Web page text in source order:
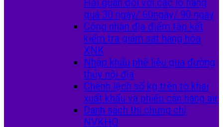
Hải quan đối với các lô hàng
quá 30 ngày/ 60ngày/ 90 ngày
Công nhận địa điểm tập kết
kiểm tra giám sát hàng hóa
XNK
Nhập khẩu phế liệu qua đường
thủy nội địa
Chênh lệch số kg trên tờ khai
xuất khẩu và phiếu cân hàng air
Danh sách thi chứng chỉ
NVKHQ